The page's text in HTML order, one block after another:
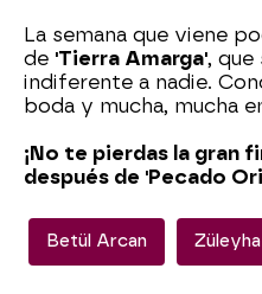
La semana que viene
de 'Tierra Amarga', que
indiferente a nadie.
boda y mucha, mucha
¡No te pierdas la gran
después de 'Pecado
Betül Arcan